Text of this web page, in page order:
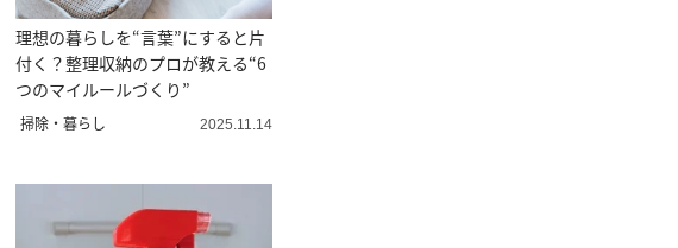
理想の暮らしを“言葉”にすると片
付く？整理収納のプロが教える“6
つのマイルールづくり”
掃除・暮らし 2025.11.14